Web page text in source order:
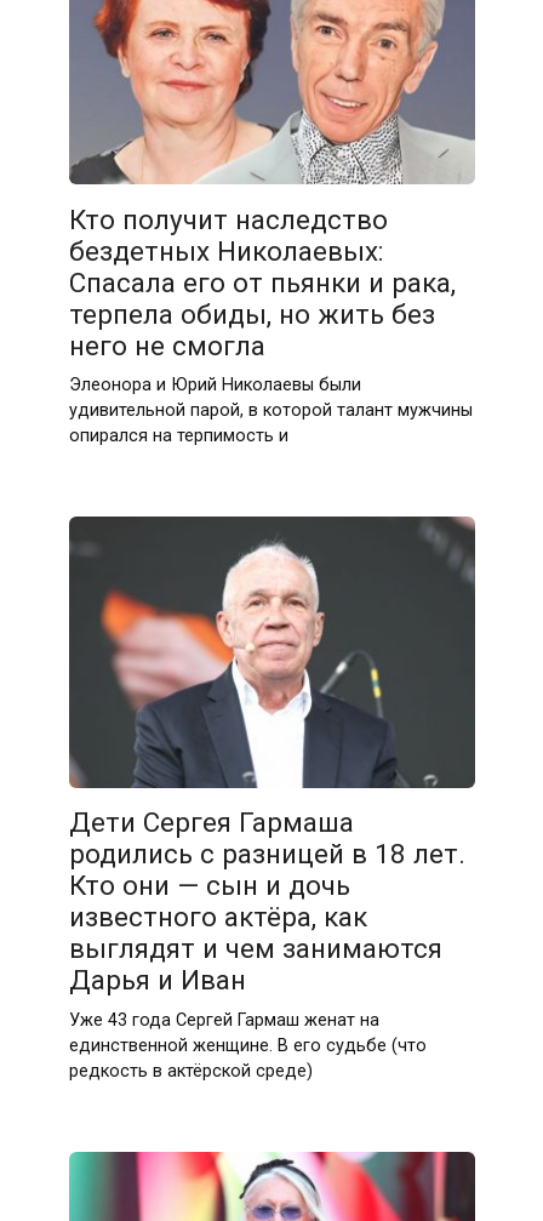
Кто получит наследство
бездетных Николаевых:
Спасала его от пьянки и рака,
терпела обиды, но жить без
него не смогла
Элеонора и Юрий Николаевы были
удивительной парой, в которой талант мужчины
опирался на терпимость и
Дети Сергея Гармаша
родились с разницей в 18 лет.
Кто они — сын и дочь
известного актёра, как
выглядят и чем занимаются
Дарья и Иван
Уже 43 года Сергей Гармаш женат на
единственной женщине. В его судьбе (что
редкость в актёрской среде)